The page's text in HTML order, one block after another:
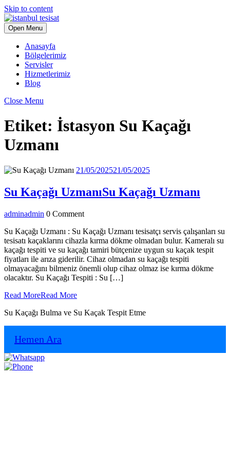
Skip to content
Open Menu
Anasayfa
Bölgelerimiz
Servisler
Hizmetlerimiz
Blog
Close Menu
Etiket: İstasyon Su Kaçağı
Uzmanı
21/05/202521/05/2025
Su Kaçağı UzmanıSu Kaçağı Uzmanı
adminadmin 0 Comment
Su Kaçağı Uzmanı : Su Kaçağı Uzmanı tesisatçı servis çalışanları su
tesisatı kaçaklarını cihazla kırma dökme olmadan bulur. Kameralı su
kaçağı tespiti ve su kaçağı tamiri bütçenize uygun su kaçak tespit
fiyatları ile arıza giderilir. Cihaz olmadan su kaçağı tespiti
olmayacağını bilmeniz önemli olup cihaz olmaz ise kırma dökme
olacaktır. Su Kaçağı Tespiti : Su […]
Read MoreRead More
Su Kaçağı Bulma ve Su Kaçak Tespit Etme
Hemen Ara